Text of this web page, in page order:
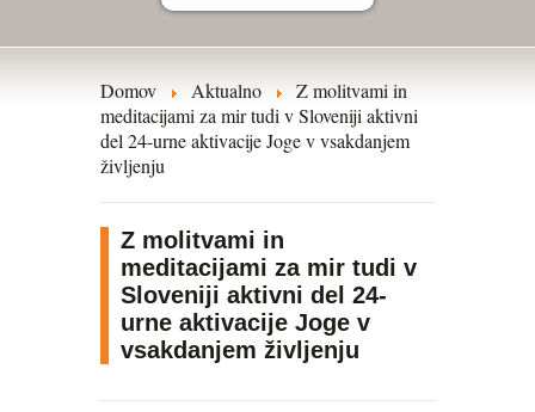
Domov Aktualno
Z molitvami in
meditacijami za mir tudi v Sloveniji aktivni
del 24-urne aktivacije Joge v vsakdanjem
življenju
Z molitvami in
meditacijami za mir tudi v
Sloveniji aktivni del 24-
urne aktivacije Joge v
vsakdanjem življenju